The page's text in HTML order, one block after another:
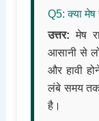
Q5: क्या मेष
उत्तर: मेष
आसानी से
और हावी
लंबे समय तक
है।